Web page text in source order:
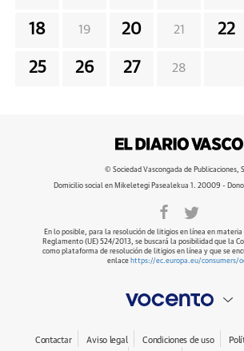
18 19 20 21 22
25 26 27 28
© Sociedad Vascongada de Publicaciones,
Domicilio social en Mikeletegi Pasealekua 1. 20009 -
En lo posible, para la resolución de litigios en línea en materia
Reglamento (UE) 524/2013, se buscará la posibilidad que la
como plataforma de resolución de litigios en línea y que se
enlace https://ec.europa.eu/consumers/
Contactar Aviso legal Condiciones de uso